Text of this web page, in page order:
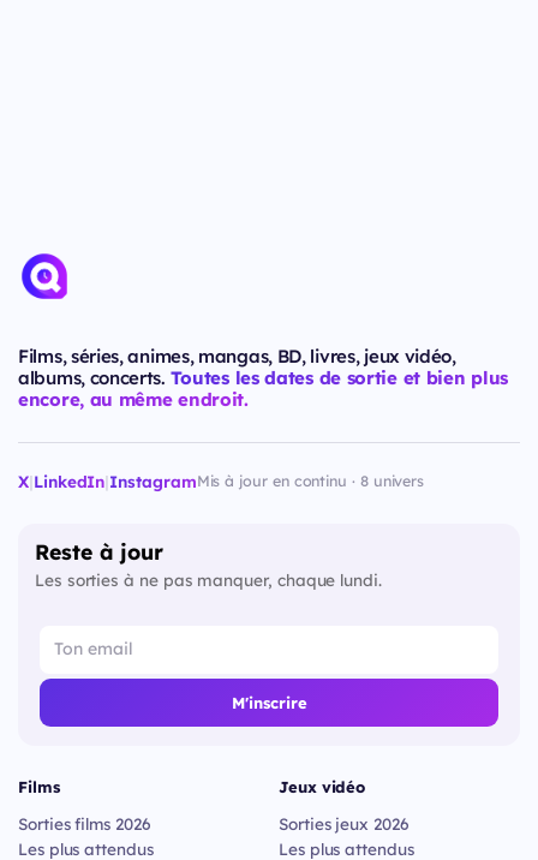
Films, séries, animes, mangas, BD, livres, jeux vidéo,
albums, concerts. Toutes les dates de sortie et bien plus
encore, au même endroit.
X|LinkedIn|InstagramMis à jour en continu · 8 univers
Reste à jour
Les sorties à ne pas manquer, chaque lundi.
M'inscrire
Films
Sorties films 2026
Les plus attendus
Jeux vidéo
Sorties jeux 2026
Les plus attendus